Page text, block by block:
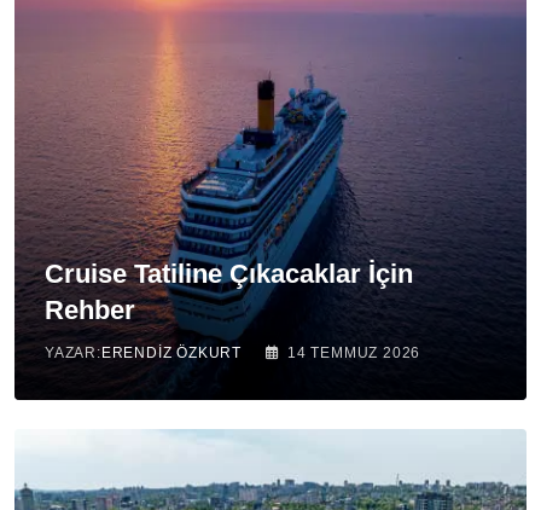
Cruise Tatiline Çıkacaklar İçin
Rehber
YAZAR:ERENDIZ ÖZKURT 14 TEMMUZ 2026